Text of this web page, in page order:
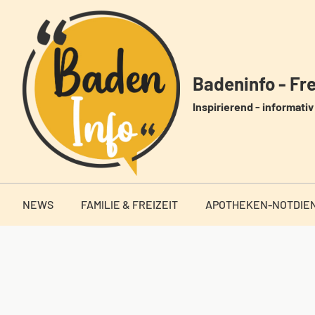
springen
Badeninfo -
Inspirierend -
NEWS FAMILIE & FREIZEIT APOTHEKEN-